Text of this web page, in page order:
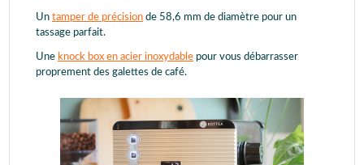
Un tamper de précision de 58,6 mm de diamètre pour un
tassage parfait.
Une knock box en acier inoxydable pour vous débarrasser
proprement des galettes de café.